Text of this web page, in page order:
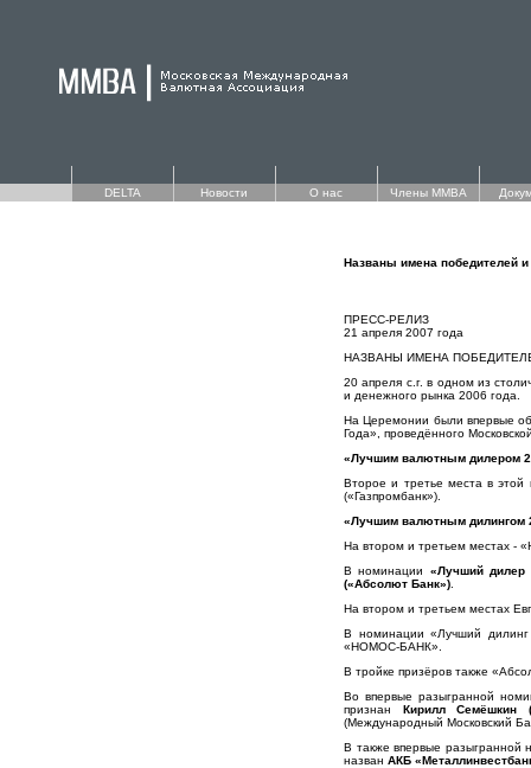
DELTA Новости О нас Члены ММВА
Названы имена победителей
ПРЕСС-РЕЛИЗ
21 апреля 2007 года
НАЗВАНЫ ИМЕНА
20 апреля с.г. в одном из
и денежного рынка 2006 года.
На Церемонии были впервые
Года», проведённого
«Лучшим валютным дилером
Второе и третье места в
(«Газпромбанк»).
«Лучшим валютным дилингом
На втором и третьем
В номинации «Лучший дилер
(«Абсолют Банк»)
На втором и третьем местах
В номинации «Лучший
«НОМОС-БАНК».
В тройке призёров также
Во впервые разыгранной
признан Кирилл
(Международный Московский
В также впервые разыгранной
назван АКБ